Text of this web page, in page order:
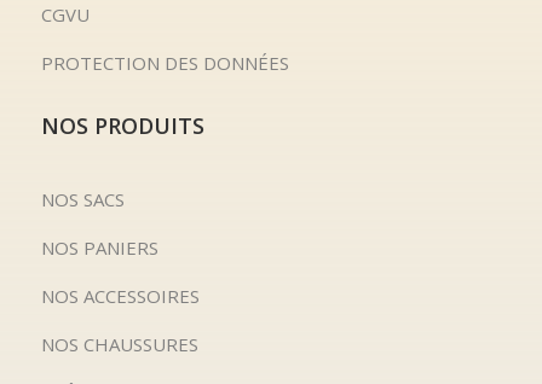
CGVU
PROTECTION DES DONNÉES
NOS PRODUITS
NOS SACS
NOS PANIERS
NOS ACCESSOIRES
NOS CHAUSSURES